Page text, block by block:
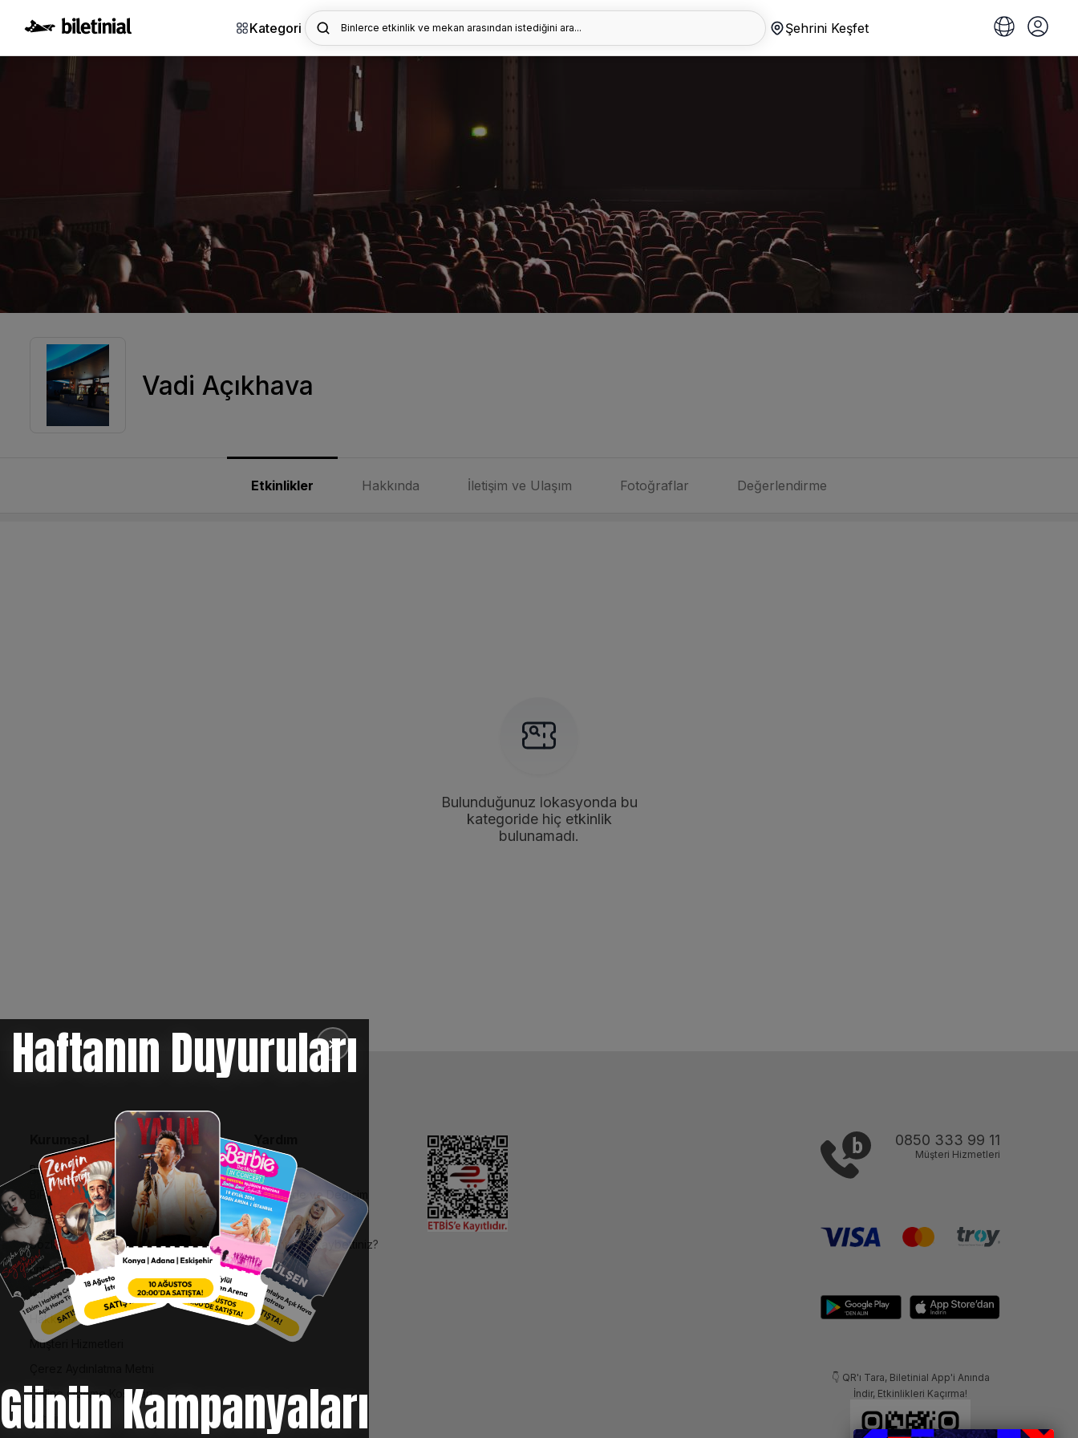
Kategori Binlerce etkinlik ve mekan arasından istediğini ara... Şehrini Keşfet
Vadi Açıkhava
Etkinlikler Hakkında İletişim ve Ulaşım Fotoğraflar Değerlendirme
Bulunduğunuz lokasyonda bu
kategoride hiç etkinlik
bulunamadı.
✕
Haftanın Duyuruları
Günün Kampanyaları
Kurumsal
Bilgi Toplumu Hizmetleri
BiPuan Kurallar & Koşullar
Kişisel Verilerin Korunması
Sözleşme ve Politikalar
Entegre Yönetim Sistemi Politikası
Kurumsal Kimlik
Hakkımızda
Müşteri Hizmetleri
Online Ödeme Koşulları
İletişim
SSS
İptal, İade ve Değişim
Nasıl Bilet Alınır
Biletinizi Mi Kaybettiniz?
0850 333 99 11
Müşteri Hizmetleri
👇 QR'ı Tara, Biletinial App'i Anında
İndir, Etkinlikleri Kaçırma!